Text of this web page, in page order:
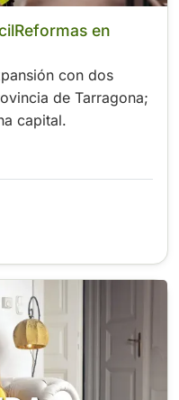
en
con dos
de Tarragona;
capital.